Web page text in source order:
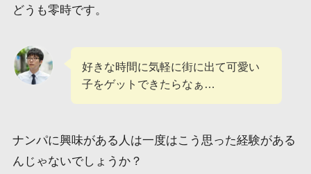
どうも零時です。
好きな時間に気軽に街に出て可愛い
子をゲットできたらなぁ…
ナンパに興味がある人は一度はこう思った経験がある
んじゃないでしょうか？